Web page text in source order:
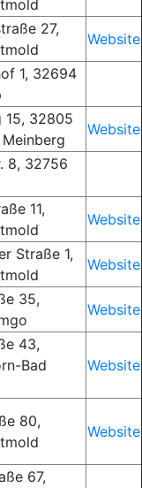
27,
Website
1, 32694
15, 32805
Website
8, 32756
11,
Website
Straße 1,
Website
35,
Website
43,
Bad
Website
80,
Website
67,